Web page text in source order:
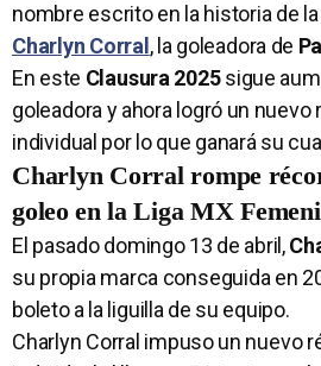
nombre escrito en la historia de
Charlyn Corral , la goleadora de
En este Clausura 2025sigue
goleadora y ahora logró un nuevo
individual por lo que ganará su
Charlyn Corral rompe
goleo en la Liga MX
El pasado domingo 13 de abril,
su propia marca conseguida en
boleto a la liguilla de su equipo.
Charlyn Corral impuso un nuevo